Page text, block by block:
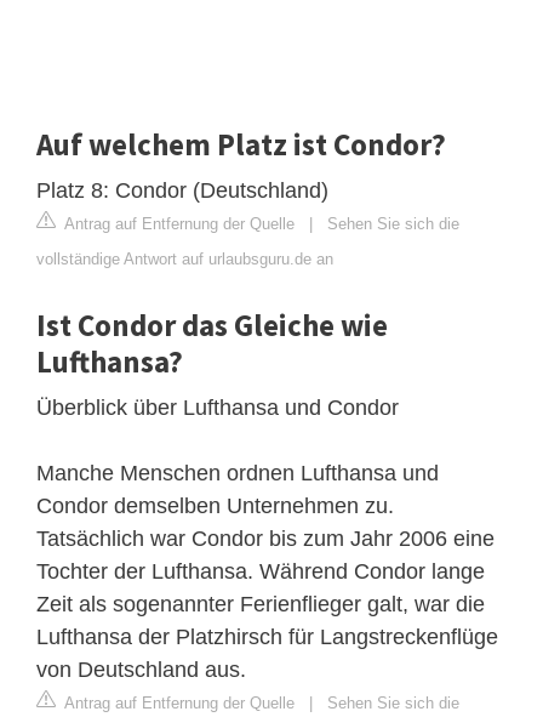
Auf welchem Platz ist Condor?
Platz 8: Condor (Deutschland)
Antrag auf Entfernung der Quelle | Sehen Sie sich die
vollständige Antwort auf urlaubsguru.de an
Ist Condor das Gleiche wie
Lufthansa?
Überblick über Lufthansa und Condor
Manche Menschen ordnen Lufthansa und
Condor demselben Unternehmen zu.
Tatsächlich war Condor bis zum Jahr 2006 eine
Tochter der Lufthansa. Während Condor lange
Zeit als sogenannter Ferienflieger galt, war die
Lufthansa der Platzhirsch für Langstreckenflüge
von Deutschland aus.
Antrag auf Entfernung der Quelle | Sehen Sie sich die